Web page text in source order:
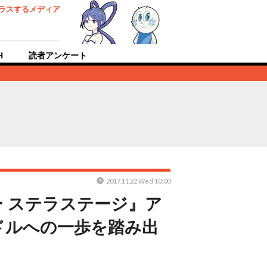
スするメディア
読者アンケート
ステラステージ』ア
への一歩を踏み出
2017.11.22 Wed 10:00